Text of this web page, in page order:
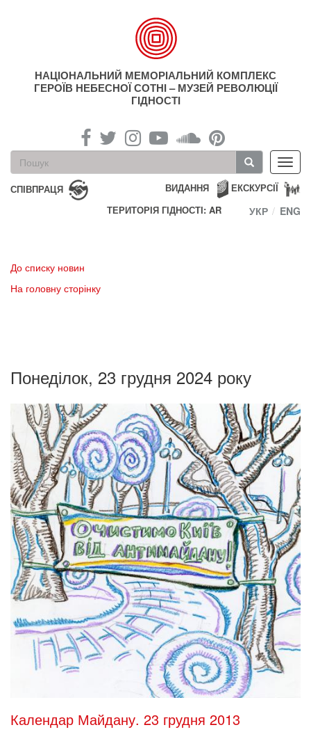
НАЦІОНАЛЬНИЙ МЕМОРІАЛЬНИЙ КОМПЛЕКС
ГЕРОЇВ НЕБЕСНОЇ СОТНІ – МУЗЕЙ РЕВОЛЮЦІЇ
ГІДНОСТІ
Пошукова
форма
Пошук
СПІВПРАЦЯ ЕКСКУРСІЇ
ВИДАННЯ
ТЕРИТОРІЯ ГІДНОСТІ: AR
УКР ENG
До списку новин
На головну сторінку
Понеділок, 23 грудня 2024 року
Календар Майдану. 23 грудня 2013